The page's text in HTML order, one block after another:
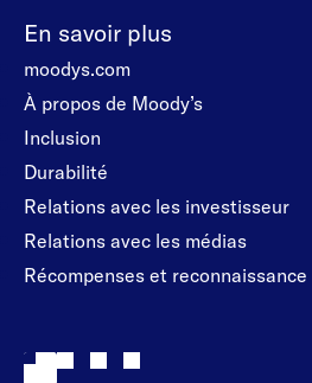
En savoir plus
moodys.com
À propos de Moody’s
Inclusion
Durabilité
Relations avec les investisseur
Relations avec les médias
Récompenses et reconnaissance